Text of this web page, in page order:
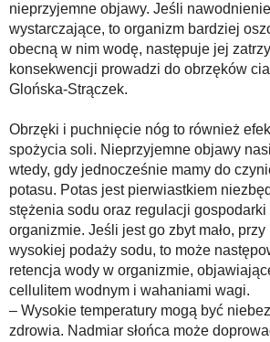
nieprzyjemne objawy. Jeśli
wystarczające, to organizm bardziej
obecną w nim wodę, następuje jej
konsekwencji prowadzi do obrzęków
Glońska-Strączek.
Obrzęki i puchnięcie nóg to również
spożycia soli. Nieprzyjemne objawy
wtedy, gdy jednocześnie mamy do
potasu. Potas jest pierwiastkiem
stężenia sodu oraz regulacji
organizmie. Jeśli jest go zbyt mało,
wysokiej podaży sodu, to może
retencja wody w organizmie,
cellulitem wodnym i wahaniami wagi.
– Wysokie temperatury mogą być
zdrowia. Nadmiar słońca może